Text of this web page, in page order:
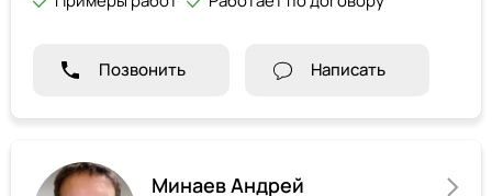
Позвонить Написать
Минаев Андрей